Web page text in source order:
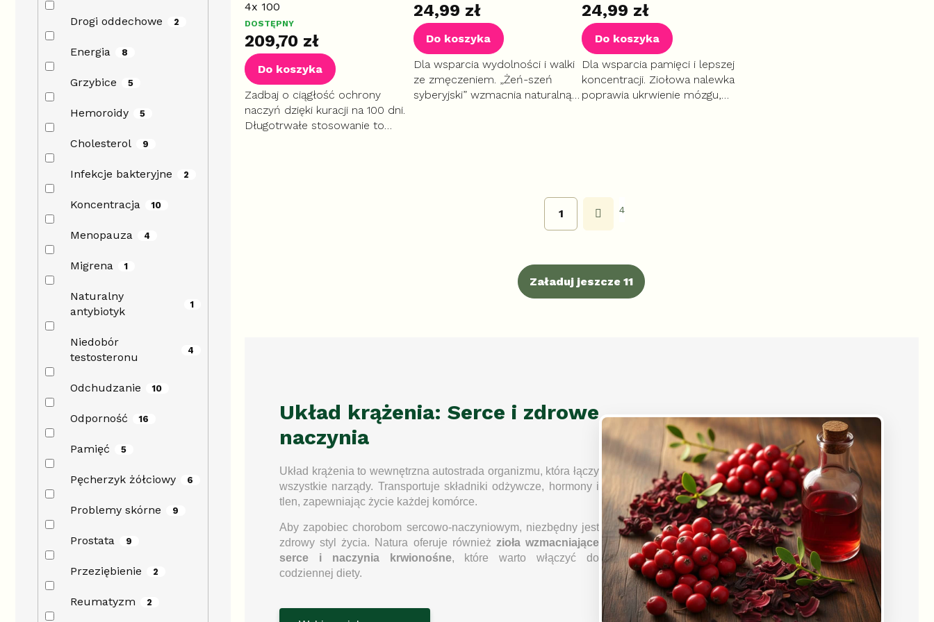
Drogi oddechowe 2
Energia 8
Grzybice 5
Hemoroidy 5
Cholesterol 9
Infekcje bakteryjne 2
Koncentracja 10
Menopauza 4
Migrena 1
Naturalny
antybiotyk
1
Niedobór
testosteronu
4
Odchudzanie 10
Odporność 16
Pamięć 5
Pęcherzyk żółciowy 6
Problemy skórne 9
Prostata 9
Przeziębienie 2
Reumatyzm 2
4x 100
DOSTĘPNY
209,70 zł
Do koszyka
Zadbaj o ciągłość ochrony
naczyń dzięki kuracji na 100 dni.
Długotrwałe stosowanie to
24,99 zł
Do koszyka
Dla wsparcia wydolności i walki
ze zmęczeniem. „Żeń-szeń
syberyjski” wzmacnia naturalną
24,99 zł
Do koszyka
Dla wsparcia pamięci i lepszej
koncentracji. Ziołowa nalewka
poprawia ukrwienie mózgu,
o
n
t
Załaduj jeszcze 11
P
g
a
j
a
1 4
Układ krążenia: Serce i zdrowe
naczynia
Układ krążenia to wewnętrzna autostrada organizmu, która łączy
wszystkie narządy. Transportuje składniki odżywcze, hormony i
tlen, zapewniając życie każdej komórce.
Aby zapobiec chorobom sercowo-naczyniowym, niezbędny jest
zdrowy styl życia. Natura oferuje również zioła wzmacniające
serce i naczynia krwionośne, które warto włączyć do
codziennej diety.